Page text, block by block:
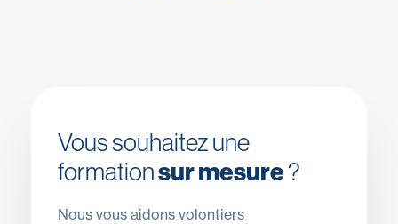
Vous souhaitez une
formationsur mesure?
Nous vous aidons volontiers